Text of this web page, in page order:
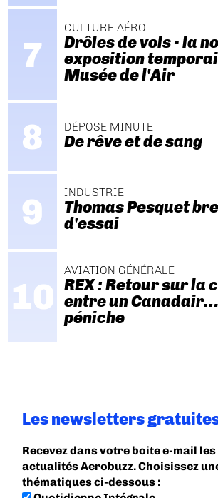
CULTURE AÉRO
Drôles de vols - la
exposition
Musée de l'Air
DÉPOSE MINUTE
De rêve et de sang
INDUSTRIE
Thomas Pesquet
d'essai
AVIATION GÉNÉRALE
REX : Retour sur la
entre un
péniche
Les newsletters
Recevez dans votre boite e-mail
actualités Aerobuzz. Choisissez
thématiques ci-dessous :